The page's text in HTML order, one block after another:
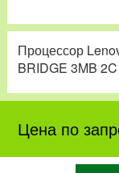
Процессор
BRIDGE 3MB
Цена по